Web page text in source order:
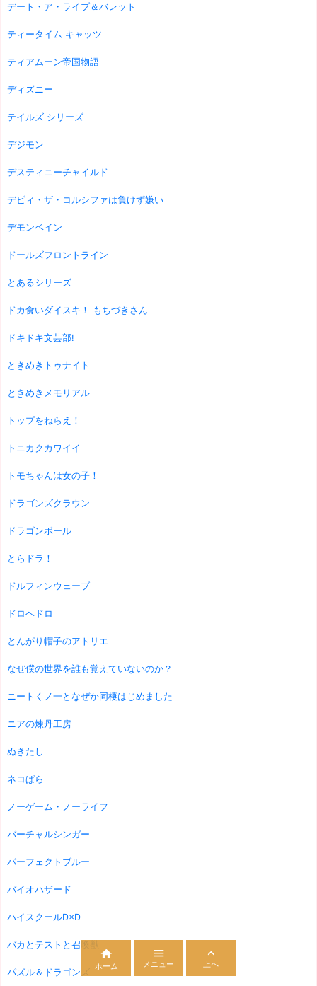
デート・ア・ライブ＆バレット
ティータイム キャッツ
ティアムーン帝国物語
ディズニー
テイルズ シリーズ
デジモン
デスティニーチャイルド
デビィ・ザ・コルシファは負けず嫌い
デモンベイン
ドールズフロントライン
とあるシリーズ
ドカ食いダイスキ！ もちづきさん
ドキドキ文芸部!
ときめきトゥナイト
ときめきメモリアル
トップをねらえ！
トニカクカワイイ
トモちゃんは女の子！
ドラゴンズクラウン
ドラゴンボール
とらドラ！
ドルフィンウェーブ
ドロヘドロ
とんがり帽子のアトリエ
なぜ僕の世界を誰も覚えていないのか？
ニートくノ一となぜか同棲はじめました
ニアの煉丹工房
ぬきたし
ネコぱら
ノーゲーム・ノーライフ
バーチャルシンガー
パーフェクトブルー
バイオハザード
ハイスクールD×D
バカとテストと召喚獣
パズル＆ドラゴンズ

ホーム

メニュー

上へ